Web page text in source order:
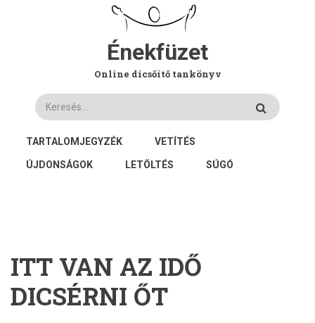
Énekfüzet
Online dicsőítő tankönyv
Keresés
FŐ
NAVIGÁCIÓ
TARTALOMJEGYZÉK VETÍTÉS
ÚJDONSÁGOK LETÖLTÉS SÚGÓ
ITT VAN AZ IDŐ
DICSÉRNI ŐT